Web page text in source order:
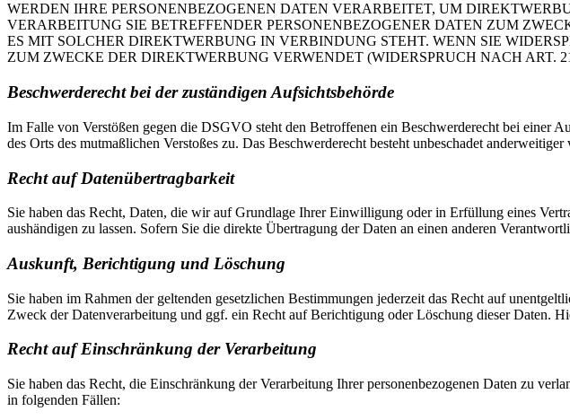
WERDEN IHRE PERSONENBEZOGENEN DATEN VERARBEITET, UM
VERARBEITUNG SIE BETREFFENDER PERSONENBEZOGENER DATEN ZUM
ES MIT SOLCHER DIREKTWERBUNG IN VERBINDUNG STEHT. WENN SIE
ZUM ZWECKE DER DIREKTWERBUNG VERWENDET (WIDERSPRUCH NACH ART.
Beschwerde­recht bei der zuständigen Aufsichts­behörde
Im Falle von Verstößen gegen die DSGVO steht den Betroffenen ein Beschwerderecht bei einer
des Orts des mutmaßlichen Verstoßes zu. Das Beschwerderecht besteht unbeschadet
Recht auf Daten­übertrag­barkeit
Sie haben das Recht, Daten, die wir auf Grundlage Ihrer Einwilligung oder in Erfüllung eines
aushändigen zu lassen. Sofern Sie die direkte Übertragung der Daten an einen anderen
Auskunft, Berichtigung und Löschung
Sie haben im Rahmen der geltenden gesetzlichen Bestimmungen jederzeit das Recht auf
Zweck der Datenverarbeitung und ggf. ein Recht auf Berichtigung oder Löschung dieser Daten.
Recht auf Einschränkung der Verarbeitung
Sie haben das Recht, die Einschränkung der Verarbeitung Ihrer personenbezogenen Daten zu
in folgenden Fällen: